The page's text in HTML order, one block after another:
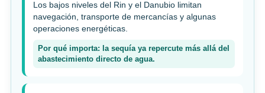
Los bajos niveles del Rin y el Danubio limitan
navegación, transporte de mercancías y algunas
operaciones energéticas.
Por qué importa: la sequía ya repercute más allá del
abastecimiento directo de agua.